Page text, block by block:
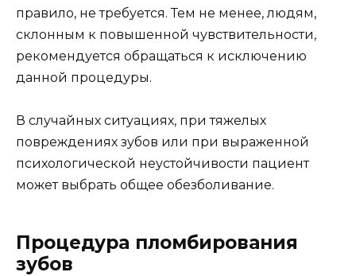
правило, не требуется. Тем не менее, людям,
склонным к повышенной чувствительности,
рекомендуется обращаться к исключению
данной процедуры.
В случайных ситуациях, при тяжелых
повреждениях зубов или при выраженной
психологической неустойчивости пациент
может выбрать общее обезболивание.
Процедура пломбирования
зубов